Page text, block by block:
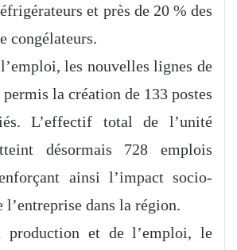
et près de 20 % des
congélateurs.
les nouvelles lignes de
la création de 133 postes
L’effectif total de l’unité
désormais 728 emplois
ainsi l’impact socio-
l’entreprise dans la région.
production et de l’emploi, le